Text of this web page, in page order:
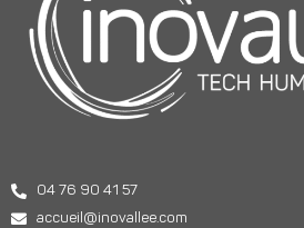
04 76 90 41 57
accueil@inovallee.com